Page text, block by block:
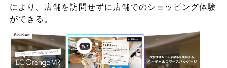
により、店舗を訪問せずに店舗でのショッピング体験
ができる。